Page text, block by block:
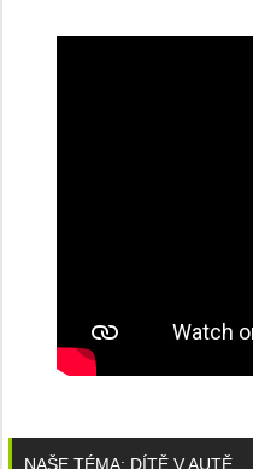
NAŠE TÉMA: DÍTĚ V AUTĚ